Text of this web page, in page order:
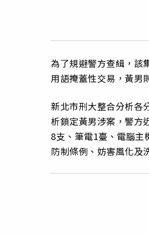
為了規避警方查緝，該
用語掩蓋性交易，黃男
新北市刑大整合分析各
析鎖定黃男涉案，警方
8支、筆電1臺、電腦主
防制條例、妨害風化及